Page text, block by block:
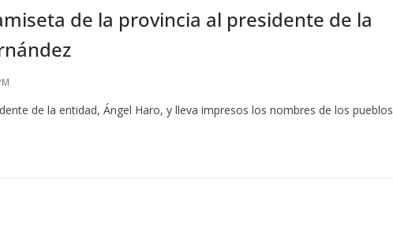
de la provincia al presidente de la
de la entidad, Ángel Haro, y lleva impresos los nombres de los pueblos